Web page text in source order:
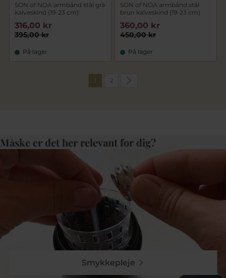
SON of NOA armbånd stål grå
kalveskind (19-23 cm)
395,00 kr
316,00 kr
På lager
SON of NOA armbånd stål
brun kalveskind (19-23 cm)
450,00 kr
360,00 kr
På lager
1 2
Måske er det her relevant for dig?
Smykkepleje